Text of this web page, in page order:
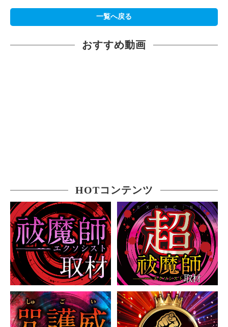
一覧へ戻る
おすすめ動画
HOTコンテンツ